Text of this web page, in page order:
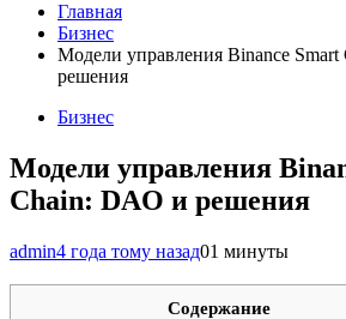
Главная
Бизнес
Модели управления Binance
решения
Бизнес
Модели управления
Chain: DAO и решения
admin4 года тому назад01 минуты
Содержание